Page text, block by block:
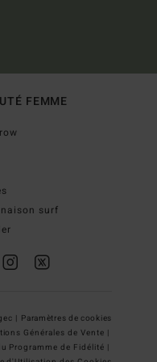
FEMME
surf
| Paramètres de cookies
Générales de Vente |
Programme de Fidélité |